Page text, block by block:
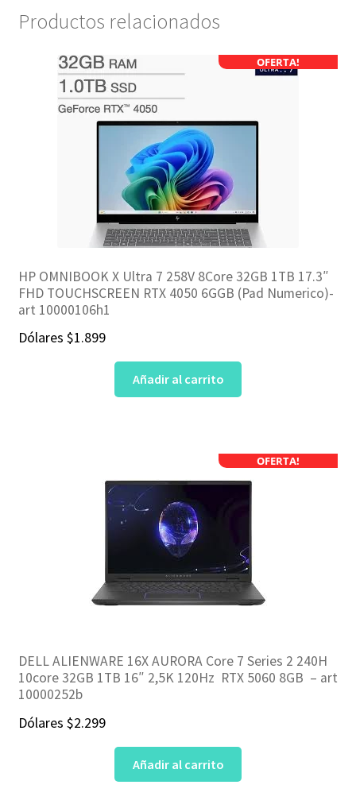
Productos relacionados
OFERTA!
HP OMNIBOOK X Ultra 7 258V 8Core 32GB 1TB 17.3″
FHD TOUCHSCREEN RTX 4050 6GGB (Pad Numerico)-
art 10000106h1
Dólares $1.899
Añadir al carrito
OFERTA!
DELL ALIENWARE 16X AURORA Core 7 Series 2 240H
10core 32GB 1TB 16″ 2,5K 120Hz RTX 5060 8GB – art
10000252b
Dólares $2.299
Añadir al carrito